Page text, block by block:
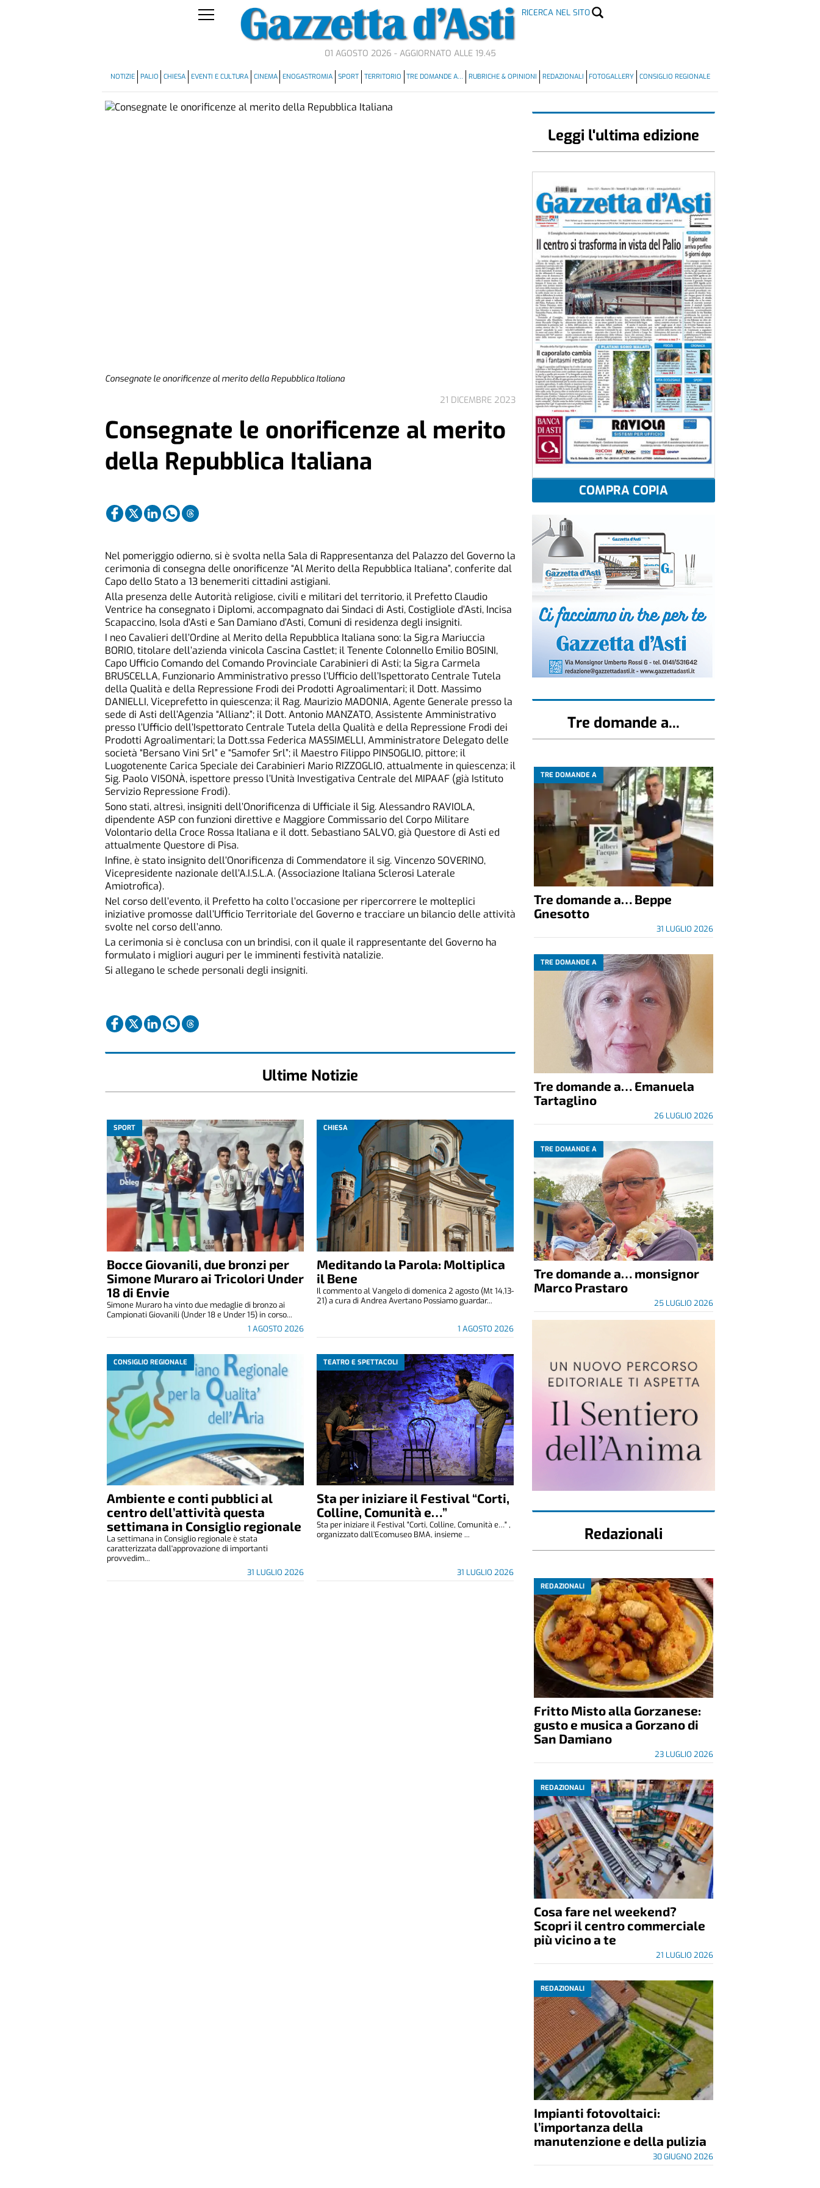
RICERCA NEL SITO
01 AGOSTO 2026 - AGGIORNATO ALLE 19.45
NOTIZIE PALIO CHIESA EVENTI E CULTURA CINEMA ENOGASTROMIA SPORT TERRITORIO TRE DOMANDE A… RUBRICHE & OPINIONI REDAZIONALI FOTOGALLERY CONSIGLIO REGIONALE
Consegnate le onorificenze al merito della Repubblica Italiana
21 DICEMBRE 2023
Consegnate le onorificenze al merito
della Repubblica Italiana
Nel pomeriggio odierno, si è svolta nella Sala di Rappresentanza del Palazzo del Governo la
cerimonia di consegna delle onorificenze “Al Merito della Repubblica Italiana”, conferite dal
Capo dello Stato a 13 benemeriti cittadini astigiani.
Alla presenza delle Autorità religiose, civili e militari del territorio, il Prefetto Claudio
Ventrice ha consegnato i Diplomi, accompagnato dai Sindaci di Asti, Costigliole d’Asti, Incisa
Scapaccino, Isola d’Asti e San Damiano d’Asti, Comuni di residenza degli insigniti.
I neo Cavalieri dell’Ordine al Merito della Repubblica Italiana sono: la Sig.ra Mariuccia
BORIO, titolare dell’azienda vinicola Cascina Castlet; il Tenente Colonnello Emilio BOSINI,
Capo Ufficio Comando del Comando Provinciale Carabinieri di Asti; la Sig.ra Carmela
BRUSCELLA, Funzionario Amministrativo presso l’Ufficio dell’Ispettorato Centrale Tutela
della Qualità e della Repressione Frodi dei Prodotti Agroalimentari; il Dott. Massimo
DANIELLI, Viceprefetto in quiescenza; il Rag. Maurizio MADONIA, Agente Generale presso la
sede di Asti dell’Agenzia “Allianz”; il Dott. Antonio MANZATO, Assistente Amministrativo
presso l’Ufficio dell’Ispettorato Centrale Tutela della Qualità e della Repressione Frodi dei
Prodotti Agroalimentari; la Dott.ssa Federica MASSIMELLI, Amministratore Delegato delle
società “Bersano Vini Srl” e “Samofer Srl”; il Maestro Filippo PINSOGLIO, pittore; il
Luogotenente Carica Speciale dei Carabinieri Mario RIZZOGLIO, attualmente in quiescenza; il
Sig. Paolo VISONÀ, ispettore presso l’Unità Investigativa Centrale del MIPAAF (già Istituto
Servizio Repressione Frodi).
Sono stati, altresì, insigniti dell’Onorificenza di Ufficiale il Sig. Alessandro RAVIOLA,
dipendente ASP con funzioni direttive e Maggiore Commissario del Corpo Militare
Volontario della Croce Rossa Italiana e il dott. Sebastiano SALVO, già Questore di Asti ed
attualmente Questore di Pisa.
Infine, è stato insignito dell’Onorificenza di Commendatore il sig. Vincenzo SOVERINO,
Vicepresidente nazionale dell’A.I.S.L.A. (Associazione Italiana Sclerosi Laterale
Amiotrofica).
Nel corso dell’evento, il Prefetto ha colto l’occasione per ripercorrere le molteplici
iniziative promosse dall’Ufficio Territoriale del Governo e tracciare un bilancio delle attività
svolte nel corso dell’anno.
La cerimonia si è conclusa con un brindisi, con il quale il rappresentante del Governo ha
formulato i migliori auguri per le imminenti festività natalizie.
Si allegano le schede personali degli insigniti.
Ultime Notizie
SPORT
Bocce Giovanili, due bronzi per
Simone Muraro ai Tricolori Under
18 di Envie
1 AGOSTO 2026
Simone Muraro ha vinto due medaglie di bronzo ai
Campionati Giovanili (Under 18 e Under 15) in corso...
CHIESA
Meditando la Parola: Moltiplica
il Bene
1 AGOSTO 2026
Il commento al Vangelo di domenica 2 agosto (Mt 14,13-
21) a cura di Andrea Avertano Possiamo guardar...
CONSIGLIO REGIONALE
Ambiente e conti pubblici al
centro dell’attività questa
settimana in Consiglio regionale
31 LUGLIO 2026
La settimana in Consiglio regionale è stata
caratterizzata dall'approvazione di importanti
provvedim...
TEATRO E SPETTACOLI
Sta per iniziare il Festival “Corti,
Colline, Comunità e…”
31 LUGLIO 2026
Sta per iniziare il Festival "Corti, Colline, Comunità e…" ,
organizzato dall’Ecomuseo BMA, insieme ...
Leggi l'ultima edizione
COMPRA COPIA
Tre domande a...
TRE DOMANDE A
Tre domande a… Beppe
Gnesotto
31 LUGLIO 2026
TRE DOMANDE A
Tre domande a… Emanuela
Tartaglino
26 LUGLIO 2026
TRE DOMANDE A
Tre domande a… monsignor
Marco Prastaro
25 LUGLIO 2026
Redazionali
REDAZIONALI
Fritto Misto alla Gorzanese:
gusto e musica a Gorzano di
San Damiano
23 LUGLIO 2026
REDAZIONALI
Cosa fare nel weekend?
Scopri il centro commerciale
più vicino a te
21 LUGLIO 2026
REDAZIONALI
Impianti fotovoltaici:
l’importanza della
manutenzione e della pulizia
30 GIUGNO 2026